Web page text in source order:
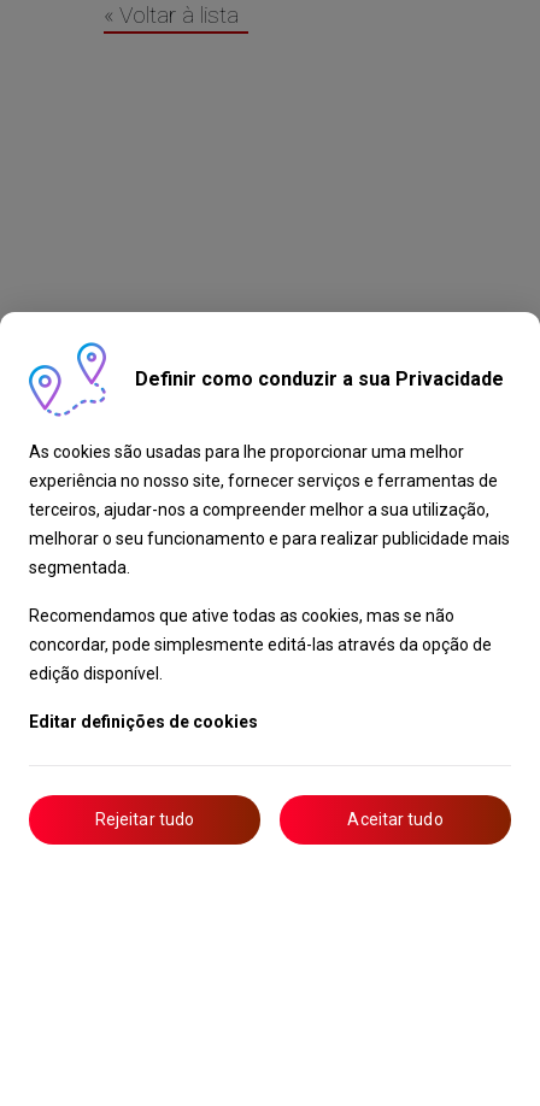
« Voltar à lista
Definir como conduzir a sua Privacidade
As cookies são usadas para lhe proporcionar uma melhor
experiência no nosso site, fornecer serviços e ferramentas de
terceiros, ajudar-nos a compreender melhor a sua utilização,
melhorar o seu funcionamento e para realizar publicidade mais
segmentada.
Recomendamos que ative todas as cookies, mas se não
concordar, pode simplesmente editá-las através da opção de
edição disponível.
Editar definições de cookies
Rejeitar tudo Aceitar tudo